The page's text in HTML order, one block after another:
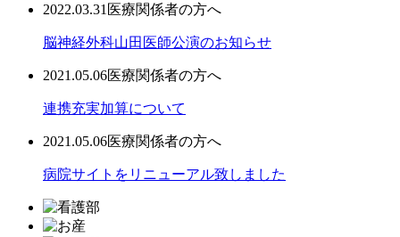
2022.03.31 医療関係者の方へ
脳神経外科山田医師公演のお知らせ
2021.05.06医療関係者の方へ
連携充実加算について
2021.05.06医療関係者の方へ
病院サイトをリニューアル致しました